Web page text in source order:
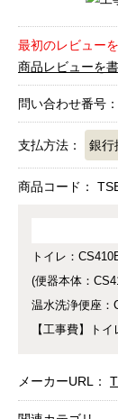
最初のレビュー
商品レビューを書
問い合わせ番号
支払方法： 銀行
商品コード：
トイレ：
(便器本体：
温水洗浄便座：
【工事費】ト
メーカーURL：